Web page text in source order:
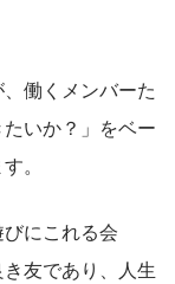
働くメンバーた
いか？」をベー
。
にこれる会
友であり、人生